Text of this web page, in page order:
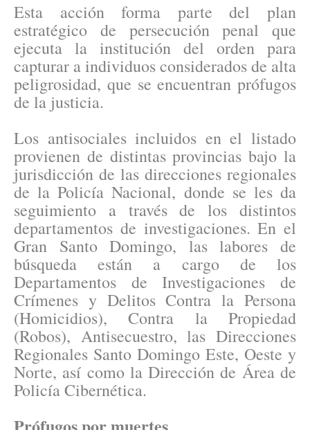
Esta acción forma parte del plan
estratégico de persecución penal que
ejecuta la institución del orden para
capturar a individuos considerados de alta
peligrosidad, que se encuentran prófugos
de la justicia.
Los antisociales incluidos en el listado
provienen de distintas provincias bajo la
jurisdicción de las direcciones regionales
de la Policía Nacional, donde se les da
seguimiento a través de los distintos
departamentos de investigaciones. En el
Gran Santo Domingo, las labores de
búsqueda están a cargo de los
Departamentos de Investigaciones de
Crímenes y Delitos Contra la Persona
(Homicidios), Contra la Propiedad
(Robos), Antisecuestro, las Direcciones
Regionales Santo Domingo Este, Oeste y
Norte, así como la Dirección de Área de
Policía Cibernética.